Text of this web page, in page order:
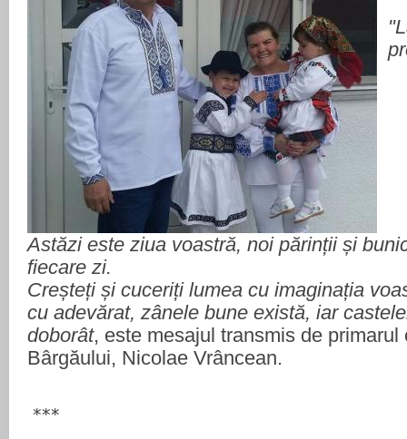
Astăzi este ziua voastră, noi părinții și
fiecare zi.
Creșteți și cuceriți lumea cu imaginația
cu adevărat, zânele bune există, iar
doborât, este mesajul transmis de primarul
Bârgăului, Nicolae Vrâncean.
***